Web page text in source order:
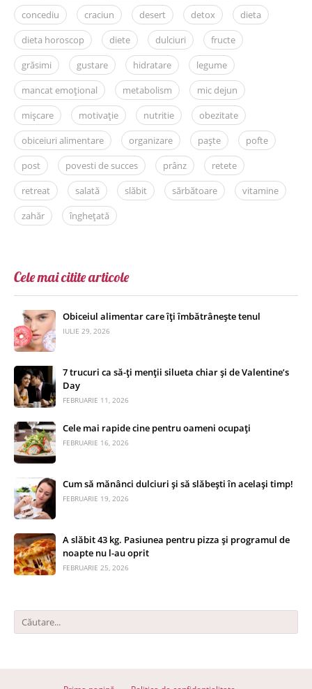
concediu
craciun desert detox
dieta
dieta horoscop
diete dulciuri
fructe
grăsimi
gustare hidratare
legume
mancat emoțional
metabolism
mic dejun
mișcare
motivație nutritie
obezitate
obiceiuri alimentare
organizare paște
pofte
post
povesti de succes prânz
retete
retreat
salată slăbit sărbătoare
vitamine
zahăr
înghețată
Cele mai citite articole
Obiceiul alimentar care îți îmbătrânește tenul
IULIE 29, 2026
7 trucuri ca să-ți menții silueta chiar și de Valentine’s
Day
FEBRUARIE 11, 2026
Cele mai rapide cine pentru oameni ocupați
FEBRUARIE 16, 2026
Cum să mănânci dulciuri și să slăbești în același timp!
FEBRUARIE 19, 2026
A slăbit 43 kg. Pasiunea pentru pizza și programul de
noapte nu l-au oprit
FEBRUARIE 25, 2026